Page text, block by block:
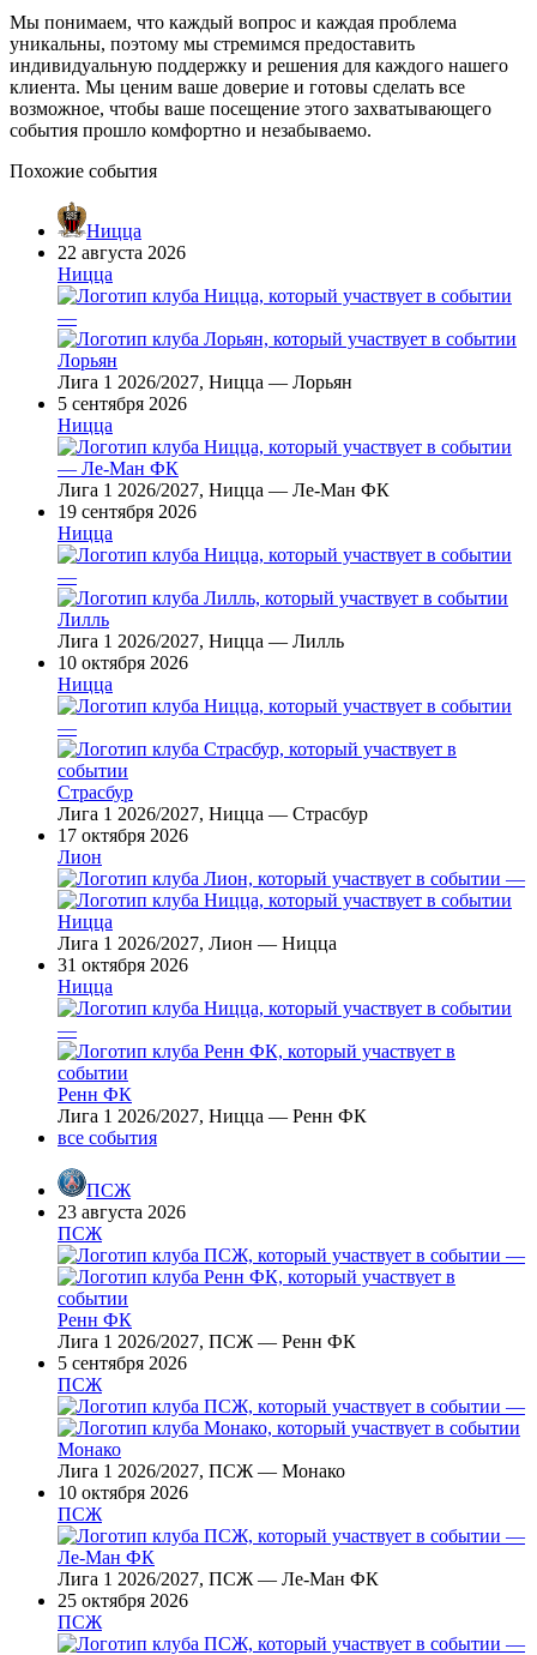
Мы понимаем, что каждый вопрос и каждая проблема
уникальны, поэтому мы стремимся предоставить
индивидуальную поддержку и решения для каждого нашего
клиента. Мы ценим ваше доверие и готовы сделать все
возможное, чтобы ваше посещение этого захватывающего
события прошло комфортно и незабываемо.
Похожие события
Ницца
22 августа 2026
Ницца
—
Лорьян
Лига 1 2026/2027, Ницца — Лорьян
5 сентября 2026
Ницца
— Ле-Ман ФК
Лига 1 2026/2027, Ницца — Ле-Ман ФК
19 сентября 2026
Ницца
—
Лилль
Лига 1 2026/2027, Ницца — Лилль
10 октября 2026
Ницца
—
Страсбур
Лига 1 2026/2027, Ницца — Страсбур
17 октября 2026
Лион
—
Ницца
Лига 1 2026/2027, Лион — Ницца
31 октября 2026
Ницца
—
Ренн ФК
Лига 1 2026/2027, Ницца — Ренн ФК
все события
ПСЖ
23 августа 2026
ПСЖ
—
Ренн ФК
Лига 1 2026/2027, ПСЖ — Ренн ФК
5 сентября 2026
ПСЖ
—
Монако
Лига 1 2026/2027, ПСЖ — Монако
10 октября 2026
ПСЖ
—
Ле-Ман ФК
Лига 1 2026/2027, ПСЖ — Ле-Ман ФК
25 октября 2026
ПСЖ
—